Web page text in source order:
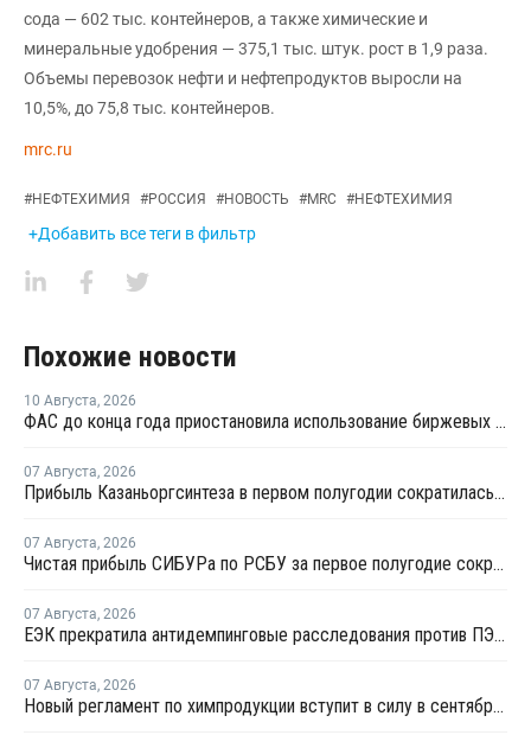
сода — 602 тыс. контейнеров, а также химические и
минеральные удобрения — 375,1 тыс. штук. рост в 1,9 раза.
Объемы перевозок нефти и нефтепродуктов выросли на
10,5%, до 75,8 тыс. контейнеров.
mrc.ru
#НЕФТЕХИМИЯ #РОССИЯ #НОВОСТЬ #MRC #НЕФТЕХИМИЯ
+Добавить все теги в фильтр
Похожие новости
10 Августа, 2026
ФАС до конца года приостановила использование биржевых индексов при госзакупках топлива
07 Августа, 2026
Прибыль Казаньоргсинтеза в первом полугодии сократилась более чем в 2 раза
07 Августа, 2026
Чистая прибыль СИБУРа по РСБУ за первое полугодие сократилась в 3,6 раза
07 Августа, 2026
ЕЭК прекратила антидемпинговые расследования против ПЭ и ПП из Азербайджана и Туркменистана
07 Августа, 2026
Новый регламент по химпродукции вступит в силу в сентябре 2027 года